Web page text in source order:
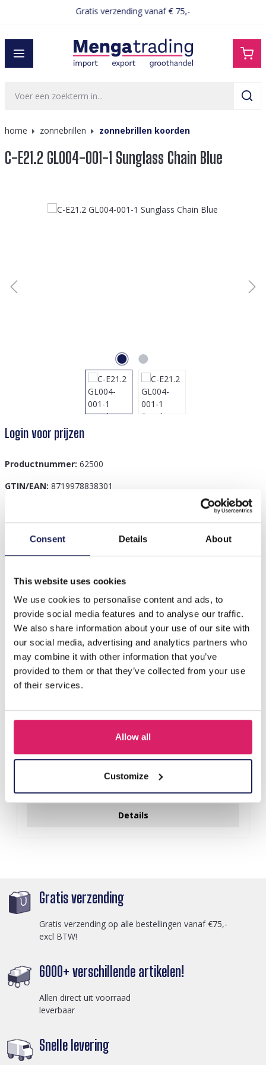
Consent Details About
This website uses cookies
We use cookies to personalise content and ads, to
provide social media features and to analyse our traffic.
We also share information about your use of our site with
our social media, advertising and analytics partners who
may combine it with other information that you’ve
provided to them or that they’ve collected from your use
of their services.
Allow all
Customize
Gratis verzending vanaf € 75,-
home zonnebrillen zonnebrillen koorden
C-E21.2 GL004-001-1 Sunglass Chain Blue
Afbeeldingengalerij overslaan
Login voor prijzen
Productnummer: 62500
GTIN/EAN: 8719978838301
Beschrijving
C-E21.2 GL004-001-1 Sunglass Chain Blue
Anderen kochten ook
Login voor prijzen
Details
Gratis verzending
Gratis verzending op alle bestellingen vanaf €75,-
excl BTW!
6000+ verschillende artikelen!
Allen direct uit voorraad
leverbaar
Snelle levering